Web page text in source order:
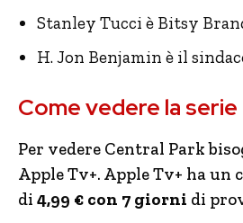
Stanley Tucci è Bitsy
H. Jon Benjamin è il
Come vedere la serie
Per vedere Central Park
Apple Tv+. Apple Tv+ ha un
di 4,99 € con 7 giorni di